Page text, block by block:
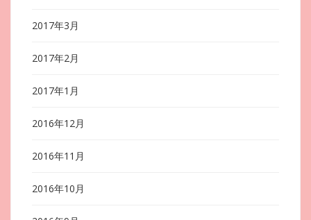
2017年3月
2017年2月
2017年1月
2016年12月
2016年11月
2016年10月